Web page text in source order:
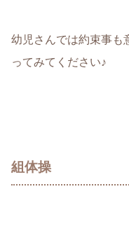
幼児さんでは約束事も
ってみてください♪
組体操